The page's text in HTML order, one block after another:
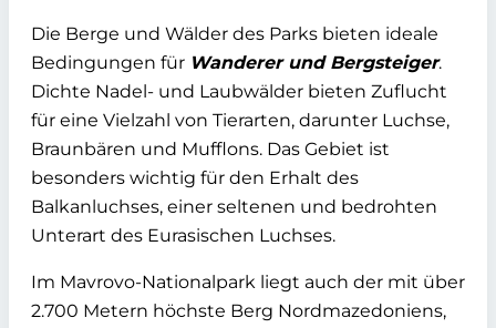
Die Berge und Wälder des Parks bieten ideale
Bedingungen für Wanderer und Bergsteiger.
Dichte Nadel- und Laubwälder bieten Zuflucht
für eine Vielzahl von Tierarten, darunter Luchse,
Braunbären und Mufflons. Das Gebiet ist
besonders wichtig für den Erhalt des
Balkanluchses, einer seltenen und bedrohten
Unterart des Eurasischen Luchses.
Im Mavrovo-Nationalpark liegt auch der mit über
2.700 Metern höchste Berg Nordmazedoniens,